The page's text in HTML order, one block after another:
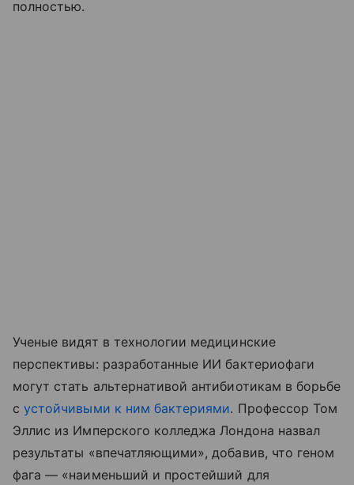
полностью.
Ученые видят в технологии медицинские
перспективы: разработанные ИИ бактериофаги
могут стать альтернативой антибиотикам в борьбе
сустойчивыми к ним бактериями. Профессор Том
Эллис из Имперского колледжа Лондона назвал
результаты «впечатляющими», добавив, что геном
фага — «наименьший и простейший для